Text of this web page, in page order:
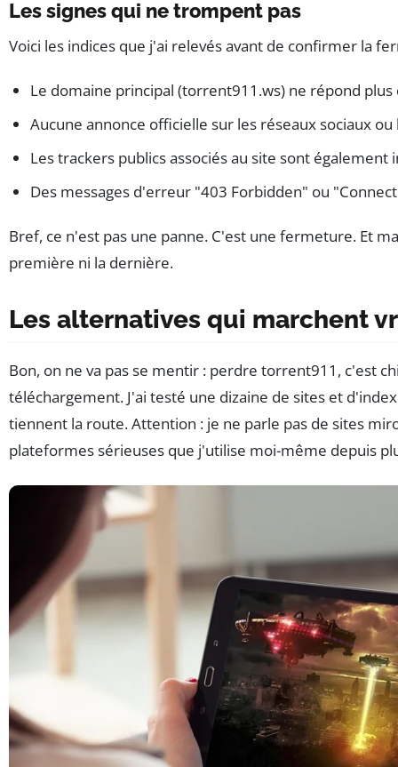
Les signes qui ne trompent pas
Voici les indices que j'ai relevés avant de confirmer la
Le domaine principal (torrent911.ws) ne répond
Aucune annonce officielle sur les réseaux sociaux
Les trackers publics associés au site sont également
Des messages d'erreur "403 Forbidden" ou
Bref, ce n'est pas une panne. C'est une fermeture. Et
première ni la dernière.
Les alternatives qui marchent
Bon, on ne va pas se mentir : perdre torrent911, c'est
téléchargement. J'ai testé une dizaine de sites et
tiennent la route. Attention : je ne parle pas de sites
plateformes sérieuses que j'utilise moi-même depuis